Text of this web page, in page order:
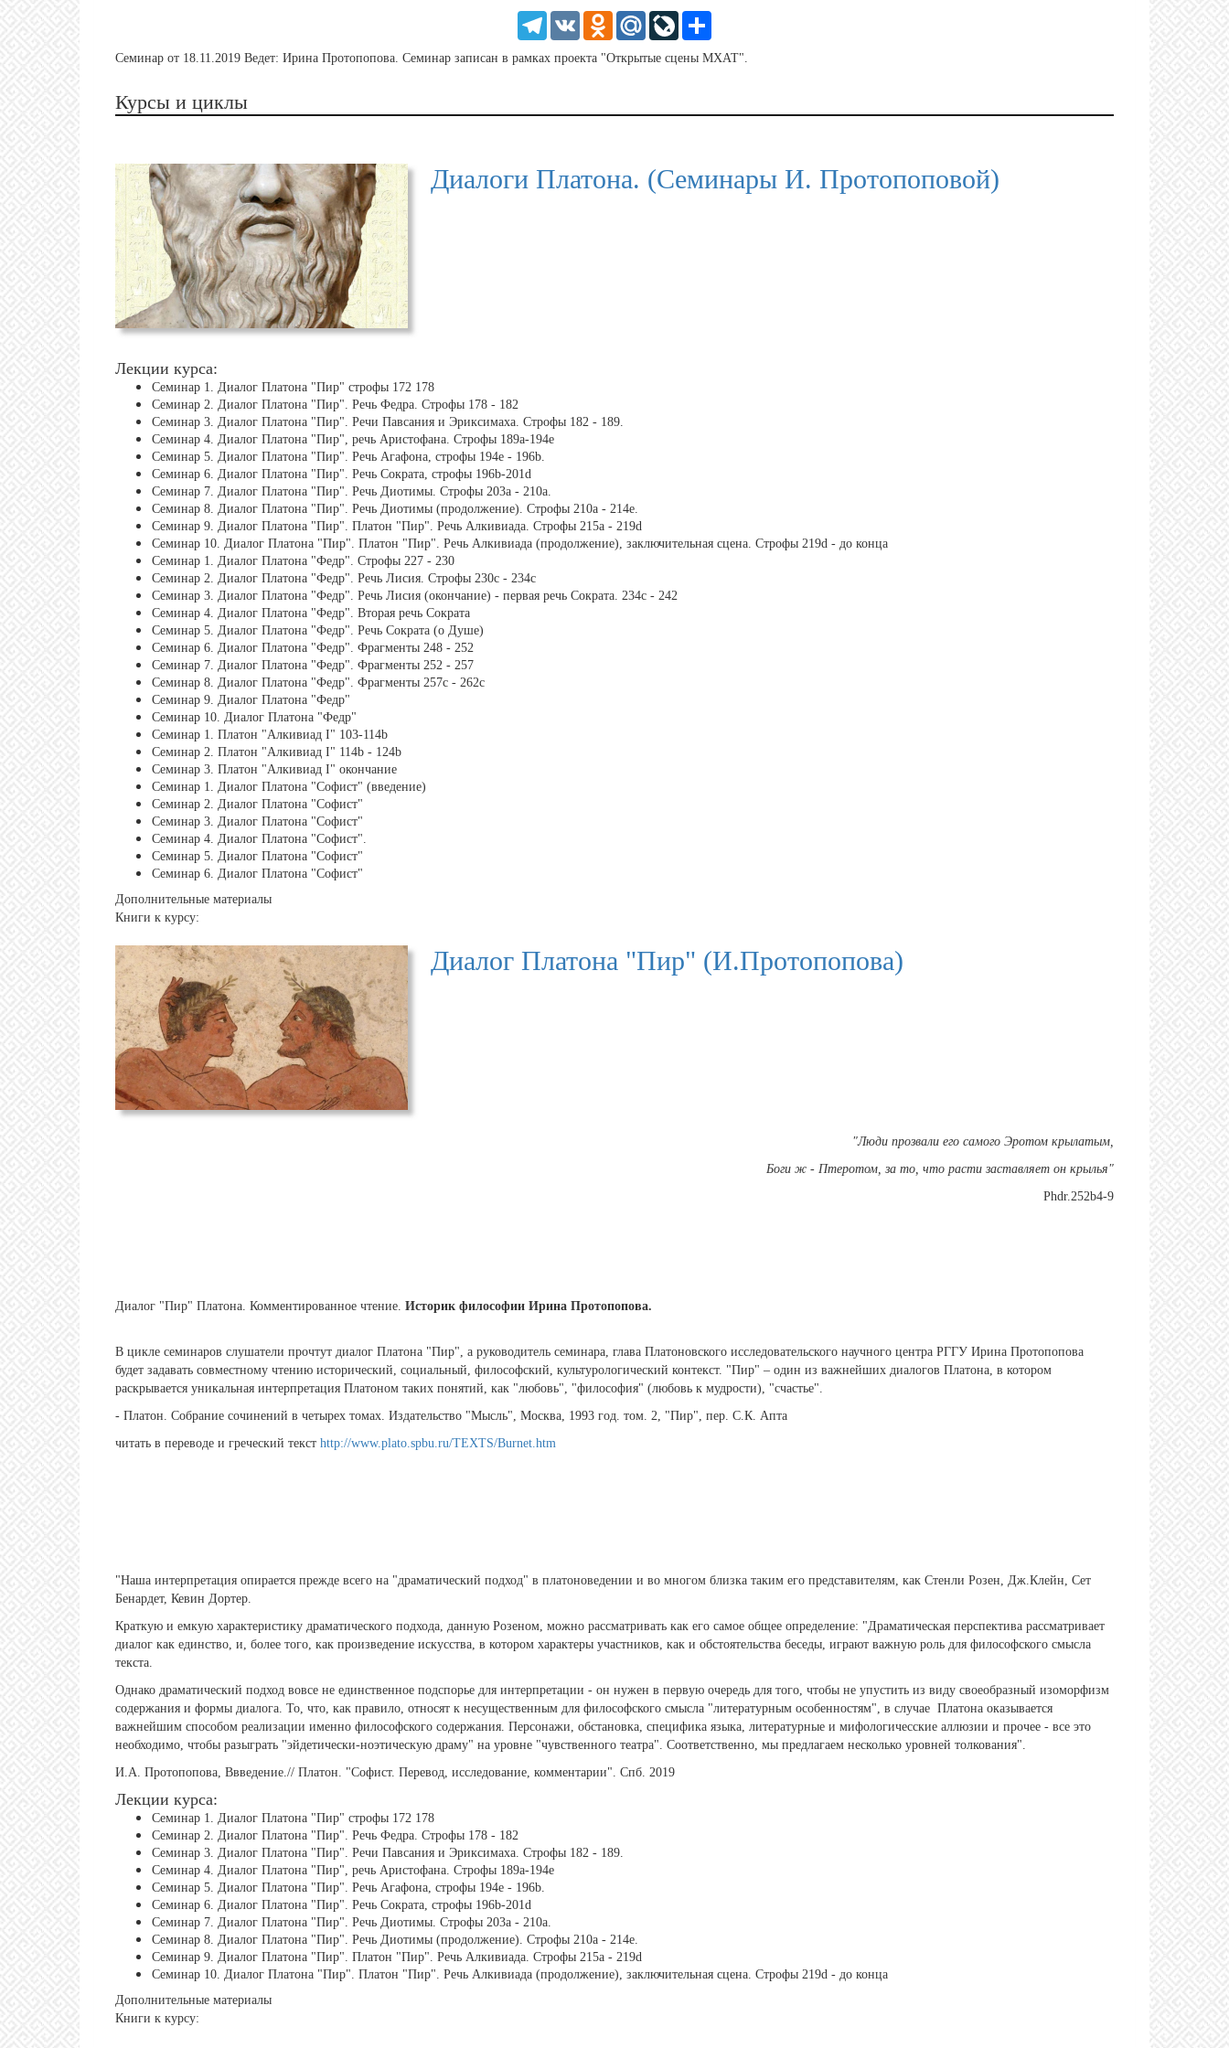
TelegramVK Odnoklassniki
Mail.Ru LiveJournal
Семинар от 18.11.2019 Ведет: Ирина Протопопова. Семинар записан в рамках проекта "Открытые сцены МХАТ".
Курсы и циклы
Диалоги Платона. (Семинары И. Протопоповой)
Лекции курса:
Семинар 1. Диалог Платона "Пир" строфы 172 178
Семинар 2. Диалог Платона "Пир". Речь Федра. Строфы 178 - 182
Семинар 3. Диалог Платона "Пир". Речи Павсания и Эриксимаха. Строфы 182 - 189.
Семинар 4. Диалог Платона "Пир", речь Аристофана. Строфы 189а-194е
Семинар 5. Диалог Платона "Пир". Речь Агафона, строфы 194e - 196b.
Семинар 6. Диалог Платона "Пир". Речь Сократа, строфы 196b-201d
Семинар 7. Диалог Платона "Пир". Речь Диотимы. Строфы 203a - 210a.
Семинар 8. Диалог Платона "Пир". Речь Диотимы (продолжение). Строфы 210a - 214е.
Семинар 9. Диалог Платона "Пир". Платон "Пир". Речь Алкивиада. Строфы 215a - 219d
Семинар 10. Диалог Платона "Пир". Платон "Пир". Речь Алкивиада (продолжение), заключительная сцена. Строфы 219d - до конца
Семинар 1. Диалог Платона "Федр". Строфы 227 - 230
Семинар 2. Диалог Платона "Федр". Речь Лисия. Строфы 230с - 234с
Семинар 3. Диалог Платона "Федр". Речь Лисия (окончание) - первая речь Сократа. 234с - 242
Семинар 4. Диалог Платона "Федр". Вторая речь Сократа
Семинар 5. Диалог Платона "Федр". Речь Сократа (о Душе)
Семинар 6. Диалог Платона "Федр". Фрагменты 248 - 252
Семинар 7. Диалог Платона "Федр". Фрагменты 252 - 257
Семинар 8. Диалог Платона "Федр". Фрагменты 257с - 262с
Семинар 9. Диалог Платона "Федр"
Семинар 10. Диалог Платона "Федр"
Семинар 1. Платон "Алкивиад I" 103-114b
Семинар 2. Платон "Алкивиад I" 114b - 124b
Семинар 3. Платон "Алкивиад I" окончание
Семинар 1. Диалог Платона "Софист" (введение)
Семинар 2. Диалог Платона "Софист"
Семинар 3. Диалог Платона "Софист"
Семинар 4. Диалог Платона "Софист".
Семинар 5. Диалог Платона "Софист"
Семинар 6. Диалог Платона "Софист"
Дополнительные материалы
Книги к курсу:
Диалог Платона "Пир" (И.Протопопова)
"Люди прозвали его самого Эротом крылатым,
Боги ж - Птеротом, за то, что расти заставляет он крылья"
Phdr.252b4-9
Диалог "Пир" Платона. Комментированное чтение. Историк философии Ирина Протопопова.
В цикле семинаров слушатели прочтут диалог Платона "Пир", а руководитель семинара, глава Платоновского исследовательского научного центра РГГУ Ирина Протопопова
будет задавать совместному чтению исторический, социальный, философский, культурологический контекст. "Пир" – один из важнейших диалогов Платона, в котором
раскрывается уникальная интерпретация Платоном таких понятий, как "любовь", "философия" (любовь к мудрости), "счастье".
- Платон. Собрание сочинений в четырех томах. Издательство "Мысль", Москва, 1993 год. том. 2, "Пир", пер. С.К. Апта
читать в переводе и греческий текст http://www.plato.spbu.ru/TEXTS/Burnet.htm
"Наша интерпретация опирается прежде всего на "драматический подход" в платоноведении и во многом близка таким его представителям, как Стенли Розен, Дж.Клейн, Сет
Бенардет, Кевин Дортер.
Краткую и емкую характеристику драматического подхода, данную Розеном, можно рассматривать как его самое общее определение: "Драматическая перспектива рассматривает
диалог как единство, и, более того, как произведение искусства, в котором характеры участников, как и обстоятельства беседы, играют важную роль для философского смысла
текста.
Однако драматический подход вовсе не единственное подспорье для интерпретации - он нужен в первую очередь для того, чтобы не упустить из виду своеобразный изоморфизм
содержания и формы диалога. То, что, как правило, относят к несущественным для философского смысла "литературным особенностям", в случае Платона оказывается
важнейшим способом реализации именно философского содержания. Персонажи, обстановка, специфика языка, литературные и мифологичесские аллюзии и прочее - все это
необходимо, чтобы разыграть "эйдетически-ноэтическую драму" на уровне "чувственного театра". Соответственно, мы предлагаем несколько уровней толкования".
И.А. Протопопова, Ввведение.// Платон. "Софист. Перевод, исследование, комментарии". Спб. 2019
Лекции курса:
Семинар 1. Диалог Платона "Пир" строфы 172 178
Семинар 2. Диалог Платона "Пир". Речь Федра. Строфы 178 - 182
Семинар 3. Диалог Платона "Пир". Речи Павсания и Эриксимаха. Строфы 182 - 189.
Семинар 4. Диалог Платона "Пир", речь Аристофана. Строфы 189а-194е
Семинар 5. Диалог Платона "Пир". Речь Агафона, строфы 194e - 196b.
Семинар 6. Диалог Платона "Пир". Речь Сократа, строфы 196b-201d
Семинар 7. Диалог Платона "Пир". Речь Диотимы. Строфы 203a - 210a.
Семинар 8. Диалог Платона "Пир". Речь Диотимы (продолжение). Строфы 210a - 214е.
Семинар 9. Диалог Платона "Пир". Платон "Пир". Речь Алкивиада. Строфы 215a - 219d
Семинар 10. Диалог Платона "Пир". Платон "Пир". Речь Алкивиада (продолжение), заключительная сцена. Строфы 219d - до конца
Дополнительные материалы
Книги к курсу: